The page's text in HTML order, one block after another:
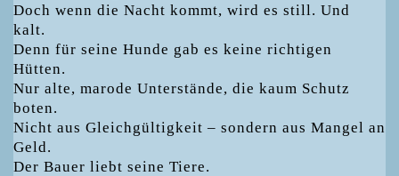
Doch wenn die Nacht kommt, wird es still. Und
kalt.
Denn für seine Hunde gab es keine richtigen
Hütten.
Nur alte, marode Unterstände, die kaum Schutz
boten.
Nicht aus Gleichgültigkeit – sondern aus Mangel an
Geld.
Der Bauer liebt seine Tiere.